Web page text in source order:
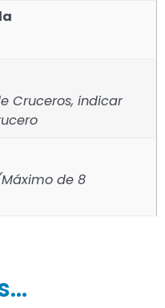
Cruceros, indicar
de 8